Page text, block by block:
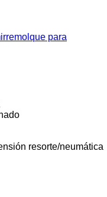
para
resorte/neumática